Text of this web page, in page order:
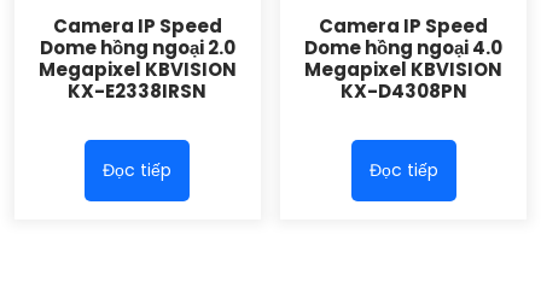
Camera IP Speed
Dome hồng ngoại 2.0
Megapixel KBVISION
KX-E2338IRSN
Đọc tiếp
Camera IP Speed
Dome hồng ngoại 4.0
Megapixel KBVISION
KX-D4308PN
Đọc tiếp